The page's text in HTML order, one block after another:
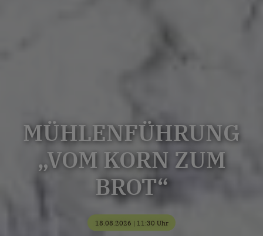
MÜHLENFÜHRUNG
„VOM KORN ZUM
BROT“
18.08.2026 | 11:30 Uhr